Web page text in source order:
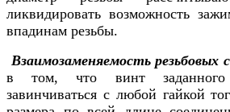
ликвидировать возможность
впадинам резьбы.
Взаимозаменяемость резьбовых
в том, что винт заданного
завинчиваться с любой гайкой